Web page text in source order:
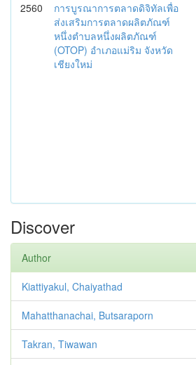
2560
การบูรณาการตลาดดิจิทัลเพื่อ
ส่งเสริมการตลาดผลิตภัณฑ์
หนึ่งตำบลหนึ่งผลิตภัณฑ์
(OTOP) อำเภอแม่ริม จังหวัด
เชียงใหม่
Discover
Author
Kiattiyakul, Chaiyathad
Mahatthanachai, Butsaraporn
Takran, Tiwawan